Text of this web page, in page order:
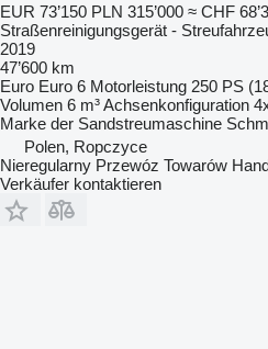
EUR 73’150 PLN 315’000 ≈ CHF
Straßenreinigungsgerät -
2019
47’600 km
Euro Euro 6 Motorleistung 250 PS
Volumen 6 m³Achsenkonfiguration
Marke der Sandstreumaschine
Polen, Ropczyce
Nieregularny Przewóz Towarów
Verkäufer kontaktieren